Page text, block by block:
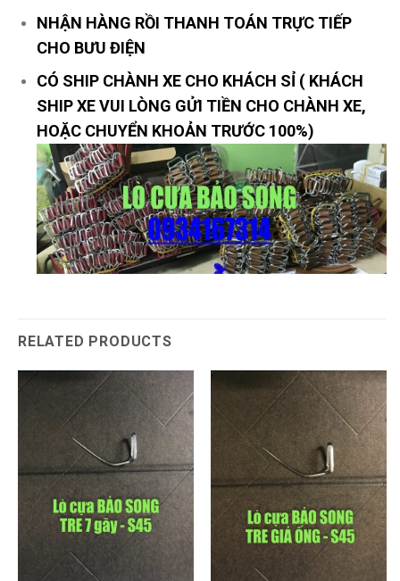
NHẬN HÀNG RỒI THANH TOÁN TRỰC TIẾP
CHO BƯU ĐIỆN
CÓ SHIP CHÀNH XE CHO KHÁCH SỈ ( KHÁCH
SHIP XE VUI LÒNG GỬI TIỀN CHO CHÀNH XE,
HOẶC CHUYỂN KHOẢN TRƯỚC 100%)
RELATED PRODUCTS